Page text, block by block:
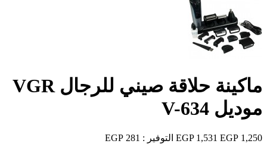
ماكينة حلاقة صيني للرجال VGR
موديل V-634
1,250 EGP
1,531 EGP التوفير : 281 EGP